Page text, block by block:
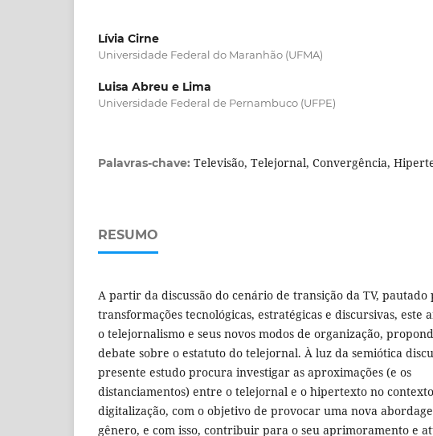
Lívia Cirne
Universidade Federal do Maranhão (UFMA)
Luisa Abreu e Lima
Universidade Federal de Pernambuco (UFPE)
Palavras-chave: Televisão, Telejornal, Convergência,
RESUMO
A partir da discussão do cenário de transição da TV, pautado
transformações tecnológicas, estratégicas e discursivas, este
o telejornalismo e seus novos modos de organização,
debate sobre o estatuto do telejornal. À luz da semiótica
presente estudo procura investigar as aproximações (e os
distanciamentos) entre o telejornal e o hipertexto no
digitalização, com o objetivo de provocar uma nova
gênero, e com isso, contribuir para o seu aprimoramento e